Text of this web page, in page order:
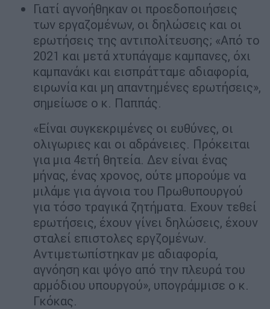
Γιατί αγνοήθηκαν οι προεδοποιήσεις
των εργαζομένων, οι δηλώσεις και οι
ερωτήσεις της αντιπολίτευσης; «Από το
2021 και μετά χτυπάγαμε καμπανες, όχι
καμπανάκι και εισπράτταμε αδιαφορία,
ειρωνία και μη απαντημένες ερωτήσεις»,
σημείωσε ο κ. Παππάς.
«Είναι συγκεκριμένες οι ευθύνες, οι
ολιγωριες και οι αδράνειες. Πρόκειται
για μια 4ετή θητεία. Δεν είναι ένας
μήνας, ένας χρονος, ούτε μπορούμε να
μιλάμε για άγνοια του Πρωθυπουργού
για τόσο τραγικά ζητήματα. Εχουν τεθεί
ερωτήσεις, έχουν γίνει δηλώσεις, έχουν
σταλεί επιστολες εργζομένων.
Αντιμετωπίστηκαν με αδιαφορία,
αγνόηση και ψόγο από την πλευρά του
αρμόδιου υπουργού», υπογράμμισε ο κ.
Γκόκας.